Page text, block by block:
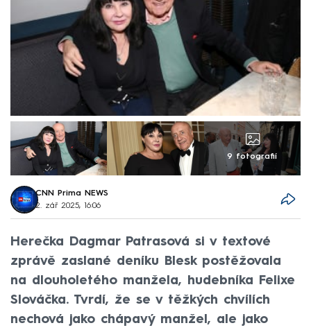
9 fotografií
CNN Prima NEWS
2. zář 2025, 16:06
Herečka Dagmar Patrasová si v textové
zprávě zaslané deníku Blesk postěžovala
na dlouholetého manžela, hudebníka Felixe
Slováčka. Tvrdí, že se v těžkých chvílích
nechová jako chápavý manžel, ale jako